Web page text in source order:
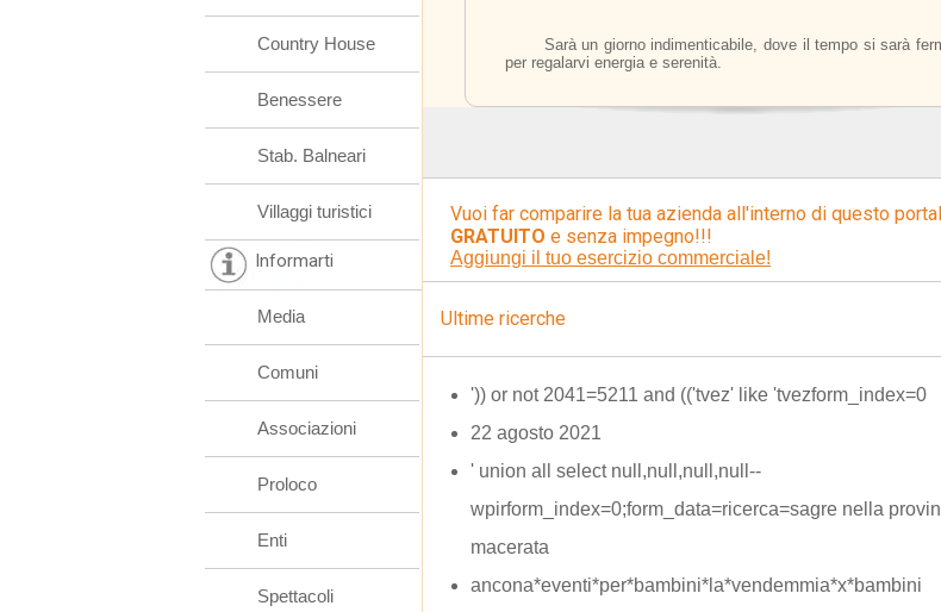
per regalarvi energia e serenità.
Vuoi far comparire la tua azienda all'interno di questo
GRATUITO e senza impegno!!!
Aggiungi il tuo esercizio commerciale!
Ultime ricerche
')) or not 2041=5211 and (('tvez' like 'tvezform_index=0
22 agosto 2021
' union all select null,null,null,null--
wpirform_index=0;form_data=ricerca=sagre nella
macerata
ancona*eventi*per*bambini*la*vendemmia*x*bambini
Country House
Benessere
Stab. Balneari
Villaggi turistici
Informarti
Media
Comuni
Associazioni
Proloco
Enti
Spettacoli